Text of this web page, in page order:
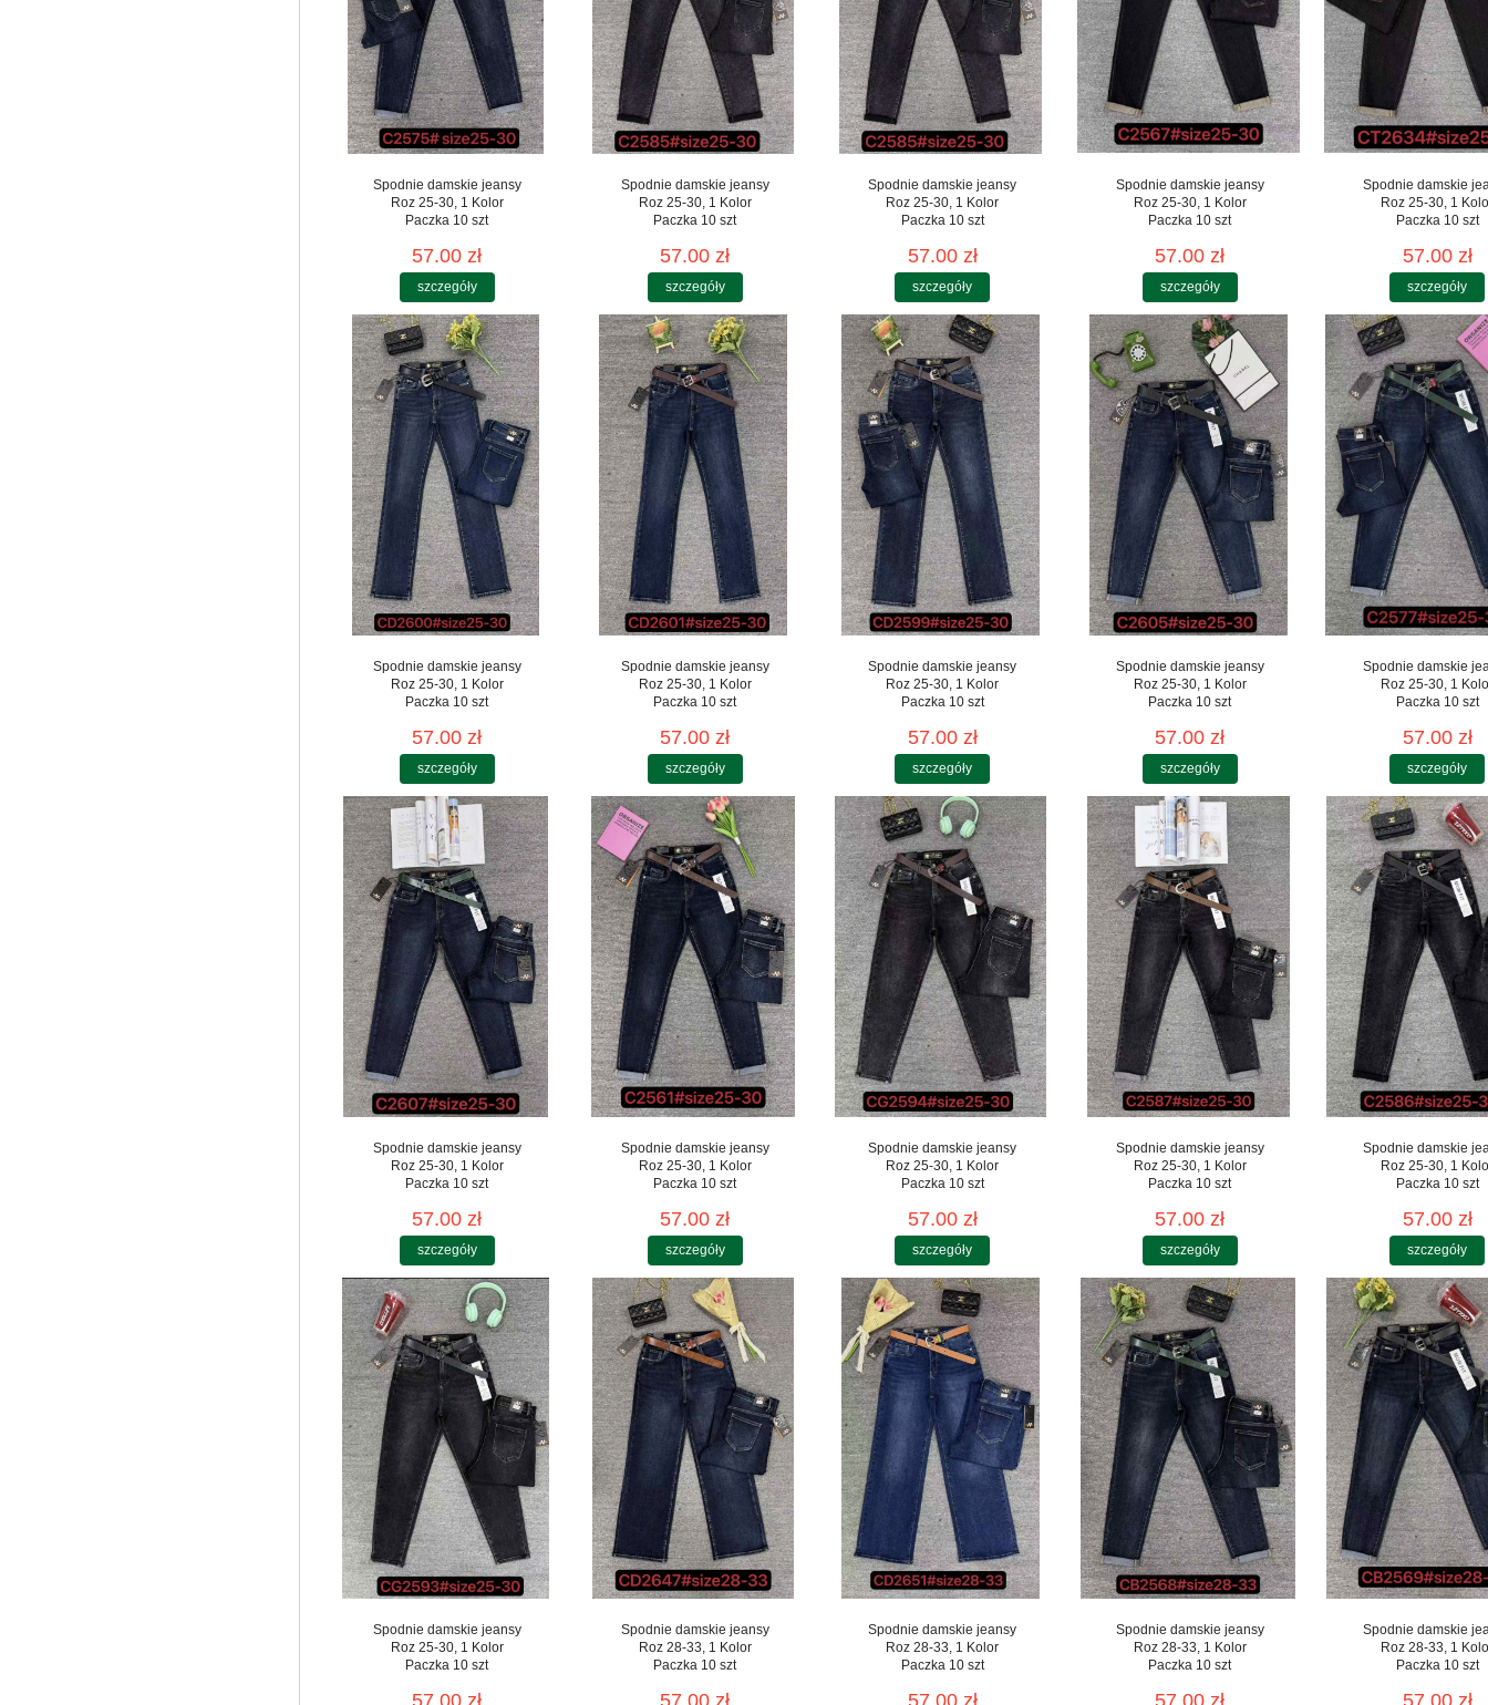
Spodnie damskie jeansy
Roz 25-30, 1 Kolor
Paczka 10 szt
57.00 zł
szczegóły
Spodnie damskie jeansy
Roz 25-30, 1 Kolor
Paczka 10 szt
57.00 zł
szczegóły
Spodnie damskie jeansy
Roz 25-30, 1 Kolor
Paczka 10 szt
57.00 zł
szczegóły
Spodnie damskie jeansy
Roz 25-30, 1 Kolor
Paczka 10 szt
57.00 zł
szczegóły
Spodnie damskie
Roz 25-30, 1
Paczka 10 szt
57.00 zł
szczegóły
Spodnie damskie jeansy
Roz 25-30, 1 Kolor
Paczka 10 szt
57.00 zł
szczegóły
Spodnie damskie jeansy
Roz 25-30, 1 Kolor
Paczka 10 szt
57.00 zł
szczegóły
Spodnie damskie jeansy
Roz 25-30, 1 Kolor
Paczka 10 szt
57.00 zł
szczegóły
Spodnie damskie jeansy
Roz 25-30, 1 Kolor
Paczka 10 szt
57.00 zł
szczegóły
Spodnie damskie
Roz 25-30, 1
Paczka 10 szt
57.00 zł
szczegóły
Spodnie damskie jeansy
Roz 25-30, 1 Kolor
Paczka 10 szt
57.00 zł
szczegóły
Spodnie damskie jeansy
Roz 25-30, 1 Kolor
Paczka 10 szt
57.00 zł
szczegóły
Spodnie damskie jeansy
Roz 25-30, 1 Kolor
Paczka 10 szt
57.00 zł
szczegóły
Spodnie damskie jeansy
Roz 25-30, 1 Kolor
Paczka 10 szt
57.00 zł
szczegóły
Spodnie damskie
Roz 25-30, 1
Paczka 10 szt
57.00 zł
szczegóły
Spodnie damskie jeansy
Roz 25-30, 1 Kolor
Paczka 10 szt
Spodnie damskie jeansy
Roz 28-33, 1 Kolor
Paczka 10 szt
Spodnie damskie jeansy
Roz 28-33, 1 Kolor
Paczka 10 szt
Spodnie damskie jeansy
Roz 28-33, 1 Kolor
Paczka 10 szt
Spodnie damskie
Roz 28-33, 1
Paczka 10 szt